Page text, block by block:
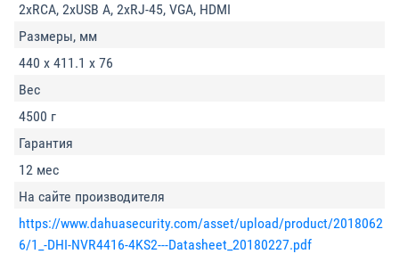
2xRCA, 2xUSB A, 2xRJ-45, VGA, HDMI
Размеры, мм
440 x 411.1 x 76
Вес
4500 г
Гарантия
12 мес
На сайте производителя
https://www.dahuasecurity.com/asset/upload/product/2018062
6/1_-DHI-NVR4416-4KS2---Datasheet_20180227.pdf